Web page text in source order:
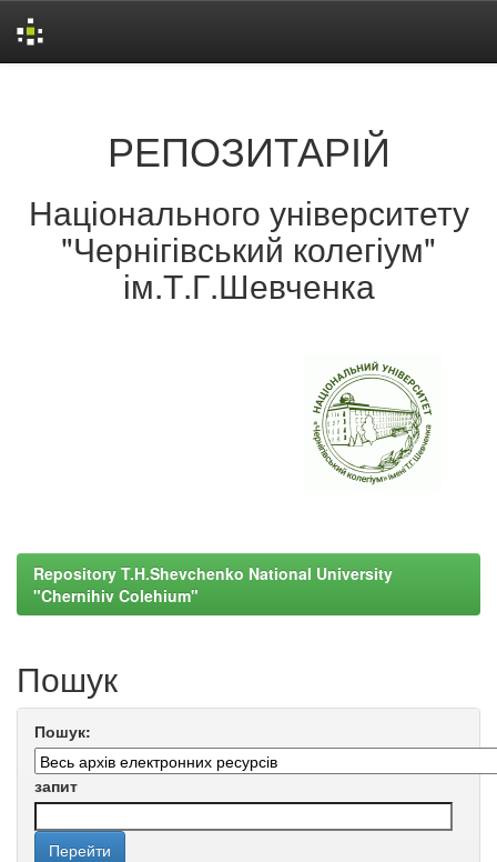
РЕПОЗИТАРІЙ
Національного університету
"Чернігівський колегіум"
ім.Т.Г.Шевченка
Repository T.H.Shevchenko National University
"Chernihiv Colehium"
Пошук
Пошук:
запит